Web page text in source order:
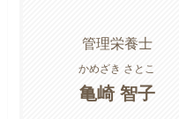
管理栄養士
かめざき さとこ
亀崎 智子